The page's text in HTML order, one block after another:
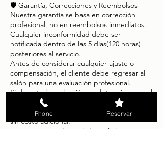
🛡️ Garantía, Correcciones y Reembolsos
Nuestra garantía se basa en corrección
profesional, no en reembolsos inmediatos.
Cualquier inconformidad debe ser
notificada dentro de las 5 días(120 horas)
posteriores al servicio.
Antes de considerar cualquier ajuste o
compensación, el cliente debe regresar al
salón para una evaluación profesional.
Si durante la evaluación se determina que el
resultado no cumple con los estándares de
Glam by Camila, se realizará una corrección
sin costo adicional.
La garantía queda anulada si el cliente:
Phone Reservar